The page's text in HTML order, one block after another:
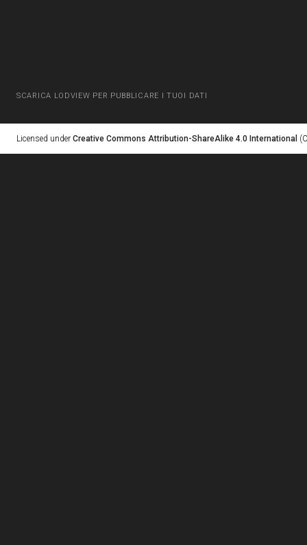
SCARICA LODVIEW PER PUBBLICARE I TUOI DATI
Licensed under Creative Commons Attribution-ShareAlike 4.0 International